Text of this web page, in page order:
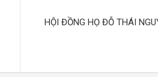
HỘI ĐỒNG HỌ ĐỖ THÁI